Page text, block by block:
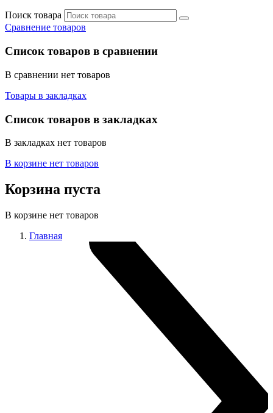
Поиск товара
Сравнение товаров
Список товаров в сравнении
В сравнении нет товаров
Товары в закладках
Список товаров в закладках
В закладках нет товаров
В корзине нет товаров
Корзина пуста
В корзине нет товаров
Главная